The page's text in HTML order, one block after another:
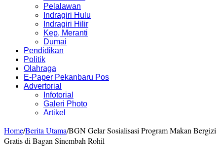
Pelalawan
Indragiri Hulu
Indragiri Hilir
Kep, Meranti
Dumai
Pendidikan
Politik
Olahraga
E-Paper Pekanbaru Pos
Advertorial
Infotorial
Galeri Photo
Artikel
Home/Berita Utama/BGN Gelar Sosialisasi Program Makan Bergizi
Gratis di Bagan Sinembah Rohil